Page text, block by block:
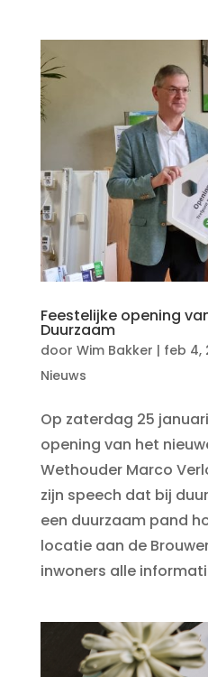
Feestelijke opening
Duurzaam
door Wim Bakker | feb 4,
Nieuws
Op zaterdag 25
opening van het
Wethouder Marco
zijn speech dat bij
een duurzaam pand
locatie aan de
inwoners alle